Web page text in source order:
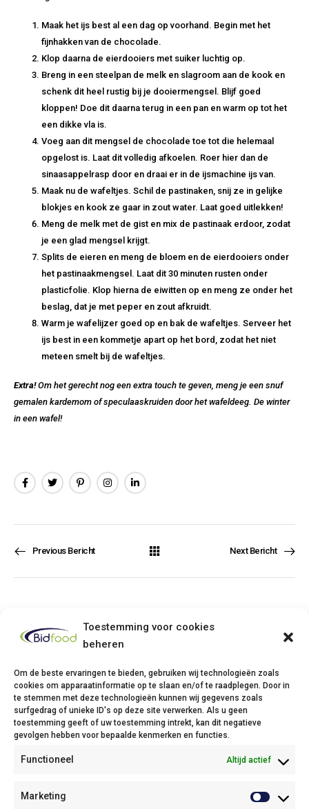
Toestemming voor cookies
beheren
Om de beste ervaringen te bieden, gebruiken wij technologieën zoals
cookies om apparaatinformatie op te slaan en/of te raadplegen. Door in
te stemmen met deze technologieën kunnen wij gegevens zoals
surfgedrag of unieke ID's op deze site verwerken. Als u geen
toestemming geeft of uw toestemming intrekt, kan dit negatieve
gevolgen hebben voor bepaalde kenmerken en functies.
Functioneel Altijd actief
Marketing
Maak het ijs best al een dag op voorhand. Begin met het
fijnhakken van de chocolade.
Klop daarna de eierdooiers met suiker luchtig op.
Breng in een steelpan de melk en slagroom aan de kook en
schenk dit heel rustig bij je dooiermengsel. Blijf goed
kloppen! Doe dit daarna terug in een pan en warm op tot het
een dikke vla is.
Voeg aan dit mengsel de chocolade toe tot die helemaal
opgelost is. Laat dit volledig afkoelen. Roer hier dan de
sinaasappelrasp door en draai er in de ijsmachine ijs van.
Maak nu de wafeltjes. Schil de pastinaken, snij ze in gelijke
blokjes en kook ze gaar in zout water. Laat goed uitlekken!
Meng de melk met de gist en mix de pastinaak erdoor, zodat
je een glad mengsel krijgt.
Splits de eieren en meng de bloem en de eierdooiers onder
het pastinaakmengsel. Laat dit 30 minuten rusten onder
plasticfolie. Klop hierna de eiwitten op en meng ze onder het
beslag, dat je met peper en zout afkruidt.
Warm je wafelijzer goed op en bak de wafeltjes. Serveer het
ijs best in een kommetje apart op het bord, zodat het niet
meteen smelt bij de wafeltjes.
Extra!Om het gerecht nog een extra touch te geven, meng je een snuf
gemalen kardemom of speculaaskruiden door het wafeldeeg. De winter
in een wafel!
Previous Bericht Next Bericht
Bidfood Thuin
Avenue Deli XL, 1
Phone: +32(0)71/25 68 11
Email:info@bidfood.be